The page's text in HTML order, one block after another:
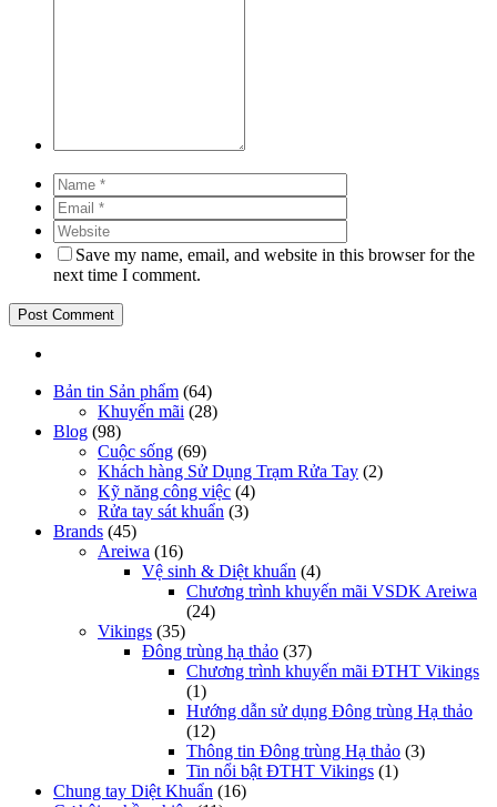
Save my name, email, and website in this browser for the
next time I comment.
Bản tin Sản phẩm (64)
Khuyến mãi (28)
Blog (98)
Cuộc sống (69)
Khách hàng Sử Dụng Trạm Rửa Tay (2)
Kỹ năng công việc (4)
Rửa tay sát khuẩn (3)
Brands (45)
Areiwa (16)
Vệ sinh & Diệt khuẩn (4)
Chương trình khuyến mãi VSDK Areiwa
(24)
Vikings (35)
Đông trùng hạ thảo (37)
Chương trình khuyến mãi ĐTHT Vikings
(1)
Hướng dẫn sử dụng Đông trùng Hạ thảo
(12)
Thông tin Đông trùng Hạ thảo (3)
Tin nổi bật ĐTHT Vikings (1)
Chung tay Diệt Khuẩn (16)